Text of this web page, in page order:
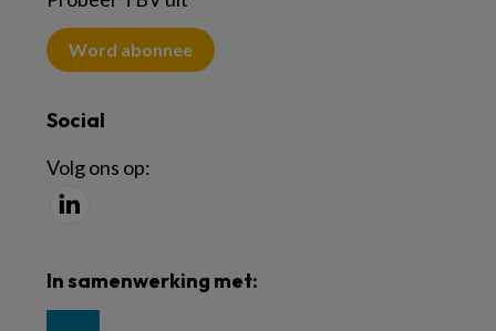
Word abonnee
Social
Volg ons op:
In samenwerking met: